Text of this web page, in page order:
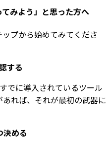
みよう」と思った方へ
プから始めてみてくださ
する
でに導入されているツール
れば、それが最初の武器に
決める